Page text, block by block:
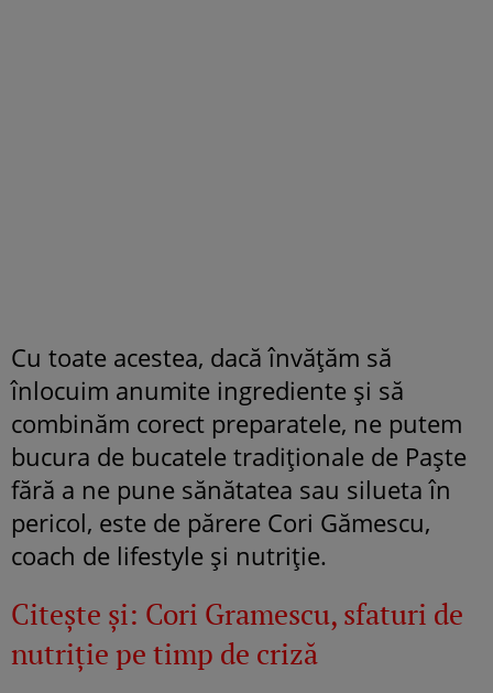
Cu toate acestea, dacă învățăm să
înlocuim anumite ingrediente și să
combinăm corect preparatele, ne putem
bucura de bucatele tradiționale de Paște
fără a ne pune sănătatea sau silueta în
pericol, este de părere Cori Gămescu,
coach de lifestyle și nutriție.
Citeşte şi: Cori Gramescu, sfaturi de
nutriție pe timp de criză